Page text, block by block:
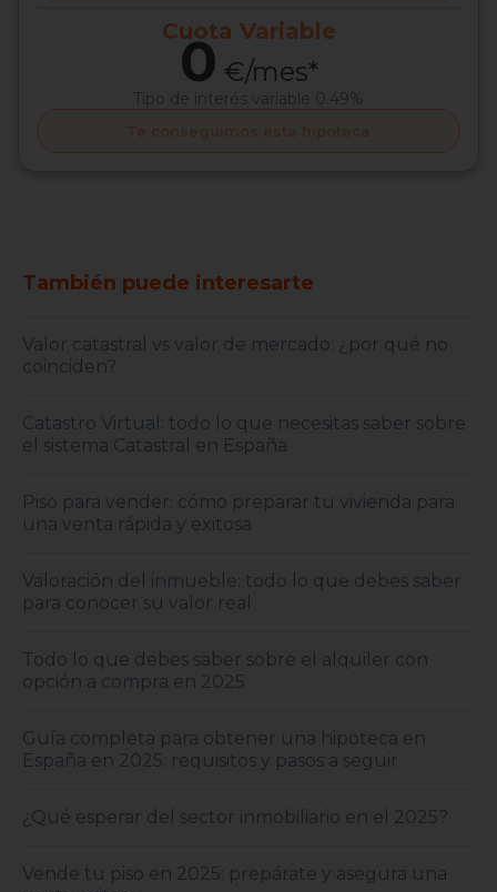
Cuota Variable
0 €/mes*
Tipo de interés variable 0.49%
Te conseguimos esta hipoteca
También puede interesarte
Valor catastral vs valor de mercado: ¿por qué no
coinciden?
Catastro Virtual: todo lo que necesitas saber sobre
el sistema Catastral en España
Piso para vender: cómo preparar tu vivienda para
una venta rápida y exitosa
Valoración del inmueble: todo lo que debes saber
para conocer su valor real
Todo lo que debes saber sobre el alquiler con
opción a compra en 2025
Guía completa para obtener una hipoteca en
España en 2025: requisitos y pasos a seguir
¿Qué esperar del sector inmobiliario en el 2025?
Vende tu piso en 2025: prepárate y asegura una